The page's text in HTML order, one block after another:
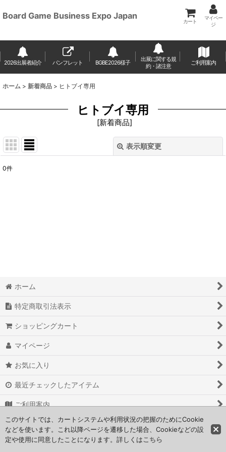
Board Game Business Expo Japan
カート
マイペー
ジ
2026出展者紹介 パンフレット BGBE2026様子
出展に関する規
約・諸注意
ご利用案内
ホーム > 新着商品 > ヒトブイ専用
ヒトブイ専用
[新着商品]
表示順変更
0件
ホーム
特定商取引法表示
ショッピングカート
マイページ
お気に入り
最近チェックしたアイテム
ご利用案内
お問い合わせ
このサイトでは、カートシステムや利用状況の把握のためにCookie
などを使います。これ以降ページを遷移した場合、Cookieなどの設
定や使用に同意したことになります。詳しくはこちら